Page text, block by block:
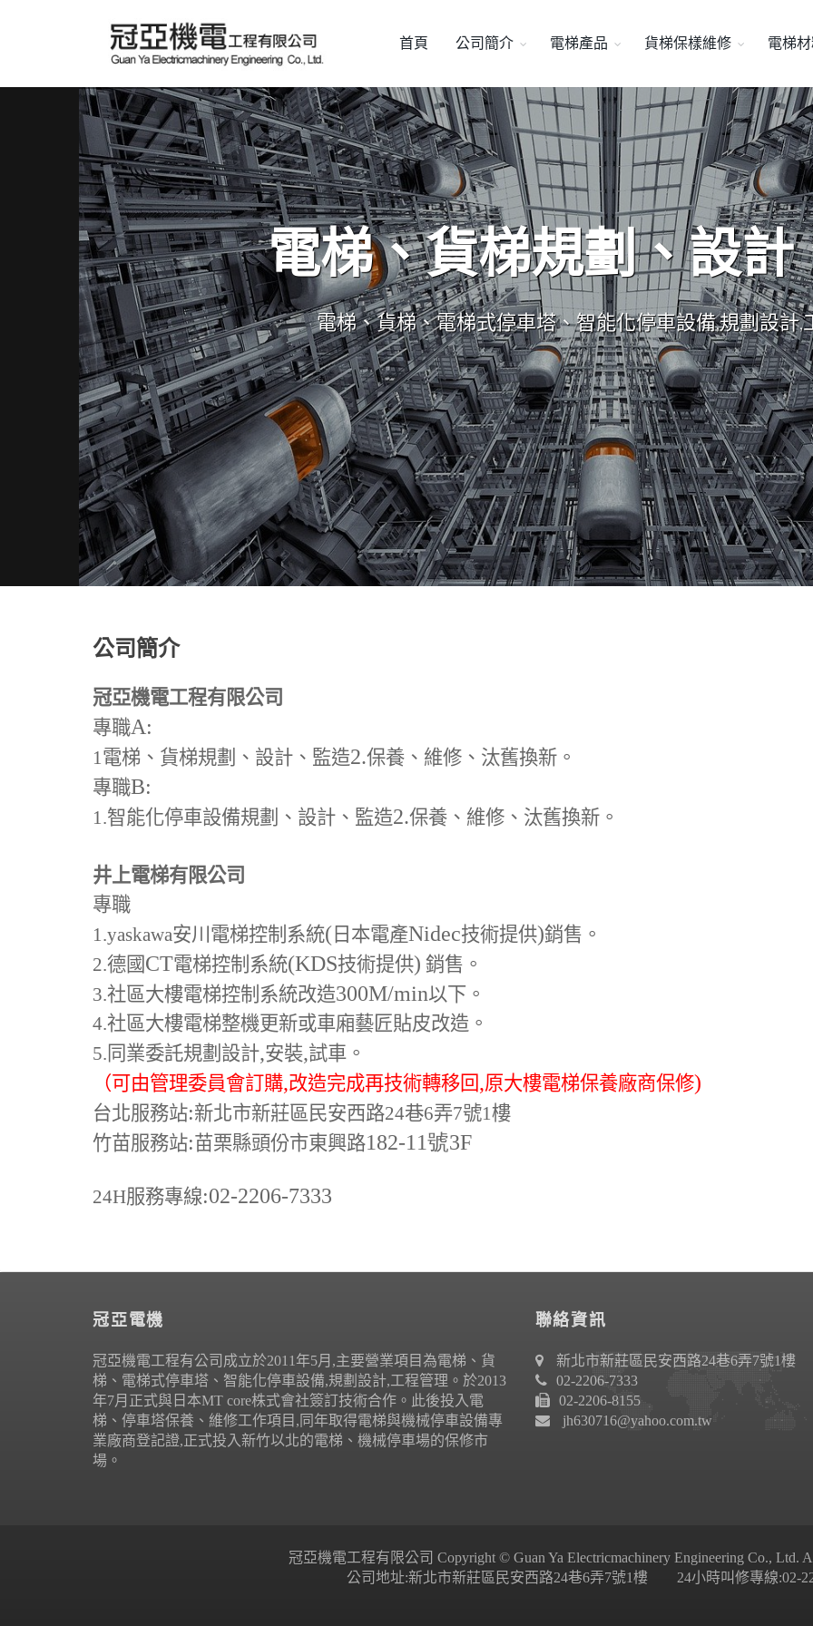
首頁 公司簡介 電梯產品 貨梯保樣維修 電梯
電梯、貨梯規劃、設計
電梯、貨梯、電梯式停車塔、智能化停車設備,規劃設計,
公司簡介
冠亞機電工程有限公司
專職A:
1電梯、貨梯規劃、設計、監造2.保養、維修、汰舊換新。
專職B:
1.智能化停車設備規劃、設計、監造2.保養、維修、汰舊換新。
井上電梯有限公司
專職
1.yaskawa安川電梯控制系統( 日本電產Nidec技術提供)銷售。
2.德國 CT電梯控制系統(KDS技術提供) 銷售。
3.社區大樓電梯控制系統改造300M/min以下。
4.社區大樓電梯整機更新或車廂藝匠貼皮改造。
5. 同業委託規劃設計,安裝,試車。
（可由管理委員會訂購,改造完成再技術轉移回,原大樓電梯保養廠商保修)
台北服務站:新北市新莊區民安西路24巷6弄7號1樓
竹苗服務站:苗栗縣頭份市東興路182-11號3F
24H服務專線:02-2206-7333
冠亞電機
冠亞機電工程有公司成立於2011年5月,主要營業項目為電梯、貨
梯、電梯式停車塔、智能化停車設備,規劃設計,工程管理。於2013
年7月正式與日本MT core株式會社簽訂技術合作。此後投入電
梯、停車塔保養、維修工作項目,同年取得電梯與機械停車設備專
業廠商登記證,正式投入新竹以北的電梯、機械停車場的保修市
場。
聯絡資訊
新北市新莊區民安西路24巷6弄7號1樓
02-2206-7333
02-2206-8155
jh630716@yahoo.com.tw
冠亞機電工程有限公司 Copyright © Guan Ya Electricmachinery Engineering Co., Ltd.
公司地址:新北市新莊區民安西路24巷6弄7號1樓 24小時叫修專線:02-